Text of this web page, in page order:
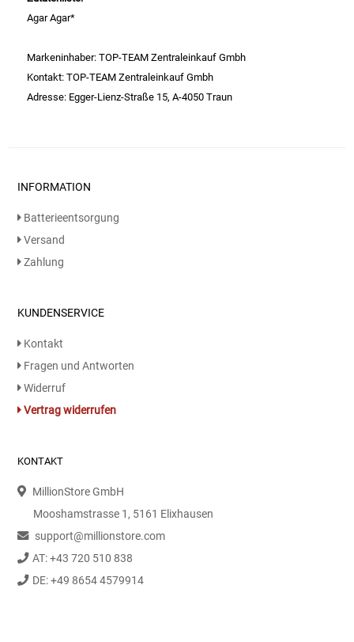
Fertiggerichte trocken
Fruchtsaft
Garnierung
Gewürze
Gläser
Haarkosmetik
Haushaltshelfer
Haushaltsreiniger
Isotonische / Energy / Eiskaffee
Agar Agar*
Markeninhaber: TOP-TEAM Zentraleinkauf Gmbh
Kontakt: TOP-TEAM Zentraleinkauf Gmbh
Adresse: Egger-Lienz-Straße 15, A-4050 Traun
INFORMATION
Batterieentsorgung
Versand
Zahlung
KUNDENSERVICE
Kontakt
Fragen und Antworten
Widerruf
Vertrag widerrufen
KONTAKT
MillionStore GmbH
Mooshamstrasse 1, 5161 Elixhausen
support@millionstore.com
AT: +43 720 510 838
DE: +49 8654 4579914